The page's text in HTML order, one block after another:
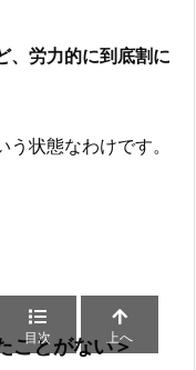
、労力的に到底割に
状態なわけです。
ことがない＞
目次 上へ